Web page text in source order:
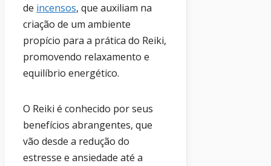
de incensos, que auxiliam na
criação de um ambiente
propício para a prática do Reiki,
promovendo relaxamento e
equilíbrio energético.
O Reiki é conhecido por seus
benefícios abrangentes, que
vão desde a redução do
estresse e ansiedade até a